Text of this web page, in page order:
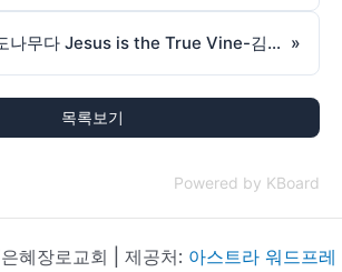
예수님은 참 포도나무다 Jesus is the True Vine-김동원목사-요한 John 15:1-240825 »
목록보기
Powered by KBoard
혜장로교회 | 제공처: 아스트라 워드프레